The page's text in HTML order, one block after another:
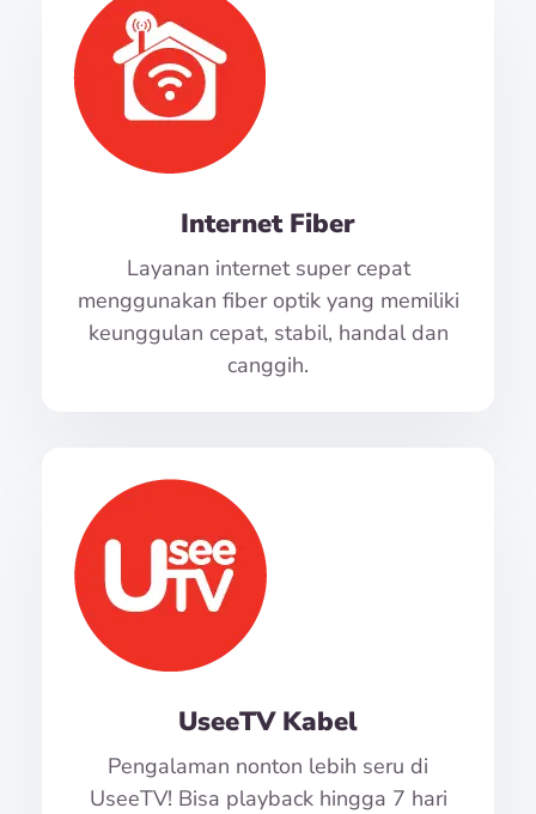
Internet Fiber
Layanan internet super cepat
menggunakan fiber optik yang memiliki
keunggulan cepat, stabil, handal dan
canggih.
UseeTV Kabel
Pengalaman nonton lebih seru di
UseeTV! Bisa playback hingga 7 hari